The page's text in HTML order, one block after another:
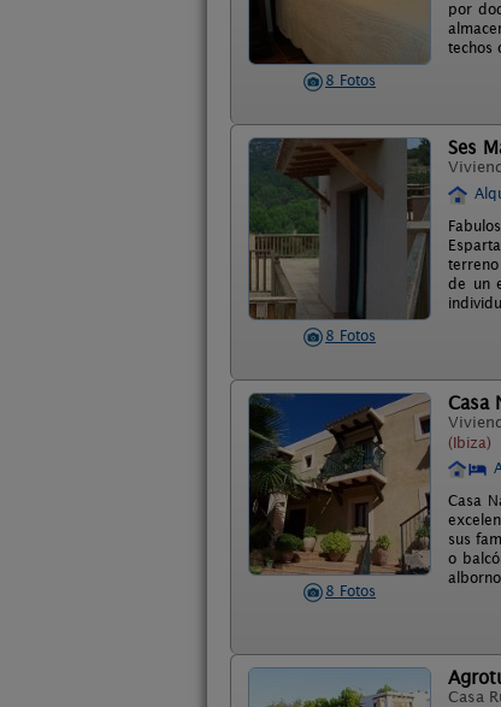
8 Fotos
por
techos
8 Fotos
Ses
de un
8 Fotos
Casa
(Ibiza)
Casa
sus
o
Casa